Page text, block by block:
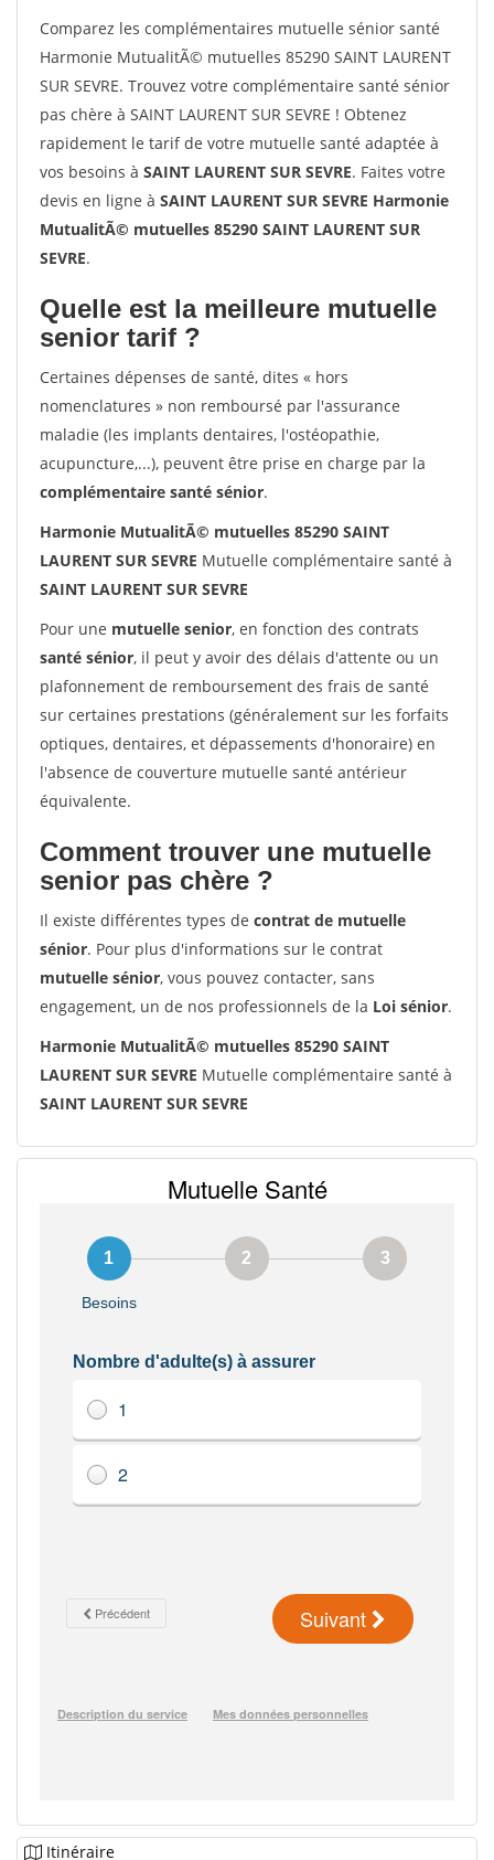
Comparez les complémentaires mutuelle sénior santé
Harmonie MutualitÃ© mutuelles 85290 SAINT LAURENT
SUR SEVRE. Trouvez votre complémentaire santé sénior
pas chère à SAINT LAURENT SUR SEVRE ! Obtenez
rapidement le tarif de votre mutuelle santé adaptée à
vos besoins à SAINT LAURENT SUR SEVRE. Faites votre
devis en ligne à SAINT LAURENT SUR SEVRE Harmonie
MutualitÃ© mutuelles 85290 SAINT LAURENT SUR
SEVRE.
Quelle est la meilleure mutuelle
senior tarif ?
Certaines dépenses de santé, dites « hors
nomenclatures » non remboursé par l'assurance
maladie (les implants dentaires, l'ostéopathie,
acupuncture,...), peuvent être prise en charge par la
complémentaire santé sénior.
Harmonie MutualitÃ© mutuelles 85290 SAINT
LAURENT SUR SEVRE Mutuelle complémentaire santé à
SAINT LAURENT SUR SEVRE
Pour une mutuelle senior, en fonction des contrats
santé sénior, il peut y avoir des délais d'attente ou un
plafonnement de remboursement des frais de santé
sur certaines prestations (généralement sur les forfaits
optiques, dentaires, et dépassements d'honoraire) en
l'absence de couverture mutuelle santé antérieur
équivalente.
Comment trouver une mutuelle
senior pas chère ?
Il existe différentes types de contrat de mutuelle
sénior. Pour plus d'informations sur le contrat
mutuelle sénior, vous pouvez contacter, sans
engagement, un de nos professionnels de la Loi sénior.
Harmonie MutualitÃ© mutuelles 85290 SAINT
LAURENT SUR SEVRE Mutuelle complémentaire santé à
SAINT LAURENT SUR SEVRE
Itinéraire